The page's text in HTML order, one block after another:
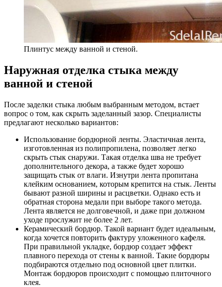
Плинтус между ванной и стеной.
Наружная отделка стыка между
ванной и стеной
После заделки стыка любым выбранным методом, встает
вопрос о том, как скрыть заделанный зазор. Специалисты
предлагают несколько вариантов:
Использование бордюрной ленты. Эластичная лента,
изготовленная из полипропилена, позволяет легко
скрыть стык снаружи. Такая отделка шва не требует
дополнительного декора, а также будет хорошо
защищать стык от влаги. Изнутри лента пропитана
клейким основанием, которым крепится на стык. Ленты
бывают разной ширины и расцветки. Однако есть и
обратная сторона медали при выборе такого метода.
Лента является не долговечной, и даже при должном
уходе прослужит не более 2 лет.
Керамический бордюр. Такой вариант будет идеальным,
когда хочется повторить фактуру уложенного кафеля.
При правильной укладке, бордюр создает эффект
плавного перехода от стены к ванной. Такие бордюры
подбираются отдельно под основной цвет плитки.
Монтаж бордюров происходит с помощью плиточного
клея.